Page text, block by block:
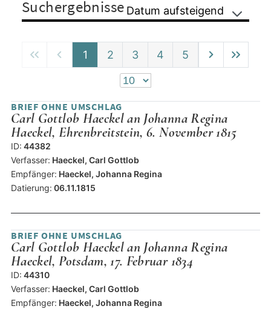
Suchergebnisse Datum aufsteigend
1 2 3 4 5
BRIEF OHNE UMSCHLAG
Carl Gottlob Haeckel an Johanna Regina
Haeckel, Ehrenbreitstein, 6. November 1815
ID: 44382
Verfasser: Haeckel, Carl Gottlob
Empfänger: Haeckel, Johanna Regina
Datierung: 06.11.1815
BRIEF OHNE UMSCHLAG
Carl Gottlob Haeckel an Johanna Regina
Haeckel, Potsdam, 17. Februar 1834
ID: 44310
Verfasser: Haeckel, Carl Gottlob
Empfänger: Haeckel, Johanna Regina